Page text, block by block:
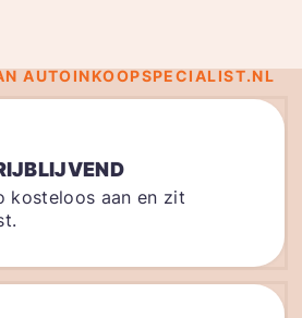
AUTOINKOOPSPECIALIST.NL
kosteloos aan en zit